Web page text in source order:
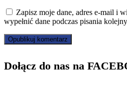
Zapisz moje dane, adres e-mail i
wypełnić dane podczas pisania
Dołącz do nas na